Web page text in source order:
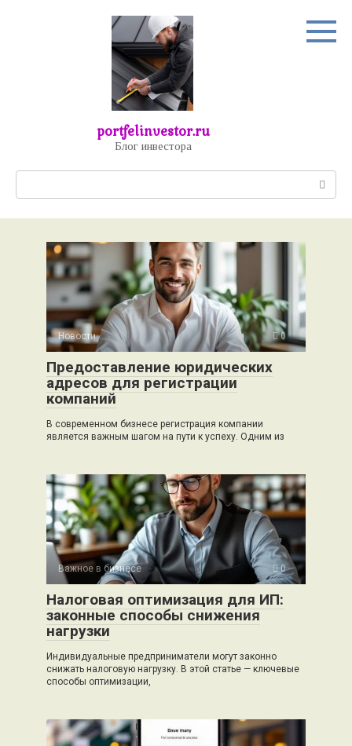
portfelinvestor.ru
Блог инвестора
Новости 0
Предоставление юридических
адресов для регистрации
компаний
В современном бизнесе регистрация компании
является важным шагом на пути к успеху. Одним из
Важное в бизнесе 0
Налоговая оптимизация для ИП:
законные способы снижения
нагрузки
Индивидуальные предприниматели могут законно
снижать налоговую нагрузку. В этой статье — ключевые
способы оптимизации,